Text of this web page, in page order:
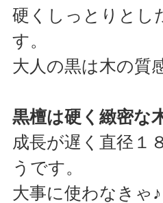
硬くしっとりとし
す。
大人の黒は木の質
黒檀は硬く緻密な
成長が遅く直径１
うです。
大事に使わなきゃ♪